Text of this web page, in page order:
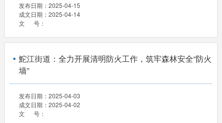
发布日期： 2025-04-15
成文日期： 2025-04-14
文 号：
鮀江街道：全力开展清明防火工作，筑牢森林安全“防火
墙”
发布日期： 2025-04-03
成文日期： 2025-04-02
文 号：